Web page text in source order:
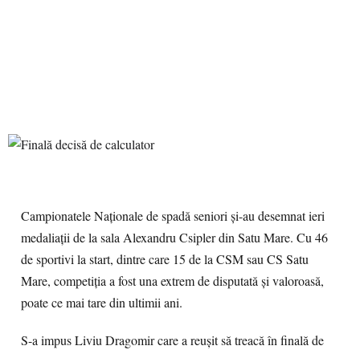
Campionatele Naţionale de spadă seniori şi-au desemnat ieri
medaliaţii de la sala Alexandru Csipler din Satu Mare. Cu 46
de sportivi la start, dintre care 15 de la CSM sau CS Satu
Mare, competiţia a fost una extrem de disputată şi valoroasă,
poate ce mai tare din ultimii ani.
S-a impus Liviu Dragomir care a reuşit să treacă în finală de